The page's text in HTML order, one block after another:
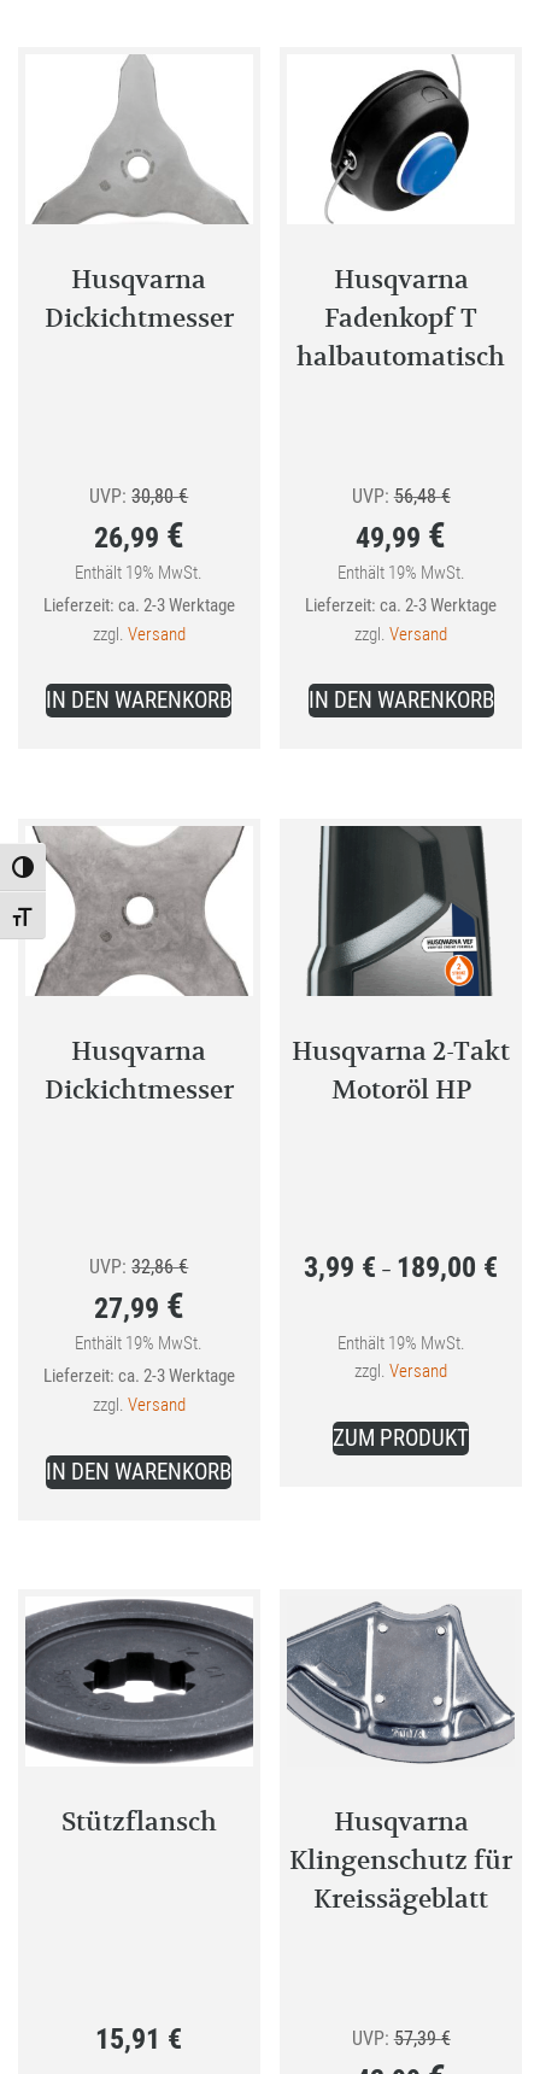
Toggle High Contrast
Toggle Font size
Husqvarna
Dickichtmesser
UVP: 30,80€Ursprünglicher
war:
30,80 €
26,99 €
Aktueller
Preis
26,99 €.
Enthält 19% MwSt.
Lieferzeit: ca. 2-3 Werktage
zzgl. Versand
IN DEN WARENKORB
Husqvarna
Fadenkopf T
halbautomatisch
UVP: 56,48€
war:
56,48 €
49,99 €
Aktueller
Preis
49,99 €.
Enthält 19% MwSt.
Lieferzeit: ca. 2-3 Werktage
zzgl.Versand
IN DEN WARENKORB
Husqvarna
Dickichtmesser
UVP: 32,86€Ursprünglicher
war:
32,86 €
27,99 €
Aktueller
Preis
27,99 €.
Enthält 19% MwSt.
Lieferzeit: ca. 2-3 Werktage
zzgl. Versand
IN DEN WARENKORB
Husqvarna 2-Takt
Motoröl HP
3,99 € – 189,00 €
Enthält 19% MwSt.
zzgl.Versand
ZUM PRODUKTProdukt
können
auf
der
werden
Stützflansch
15,91 €
Husqvarna
Klingenschutz für
Kreissägeblatt
UVP: 57,39€